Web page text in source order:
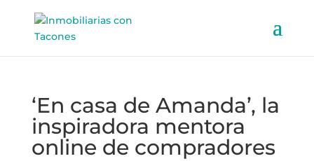
‘En casa de Amanda’, la
inspiradora mentora
online de compradores